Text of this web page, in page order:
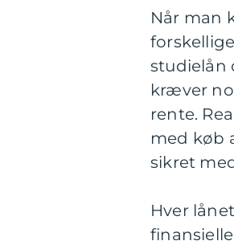
Når man
studielån
kræver
rente.
med køb
sikret
Hver